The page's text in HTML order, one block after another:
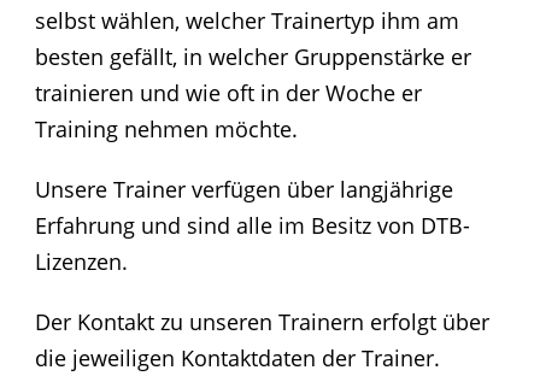
selbst wählen, welcher Trainertyp ihm am
besten gefällt, in welcher Gruppenstärke er
trainieren und wie oft in der Woche er
Training nehmen möchte.
Unsere Trainer verfügen über langjährige
Erfahrung und sind alle im Besitz von DTB-
Lizenzen.
Der Kontakt zu unseren Trainern erfolgt über
die jeweiligen Kontaktdaten der Trainer.